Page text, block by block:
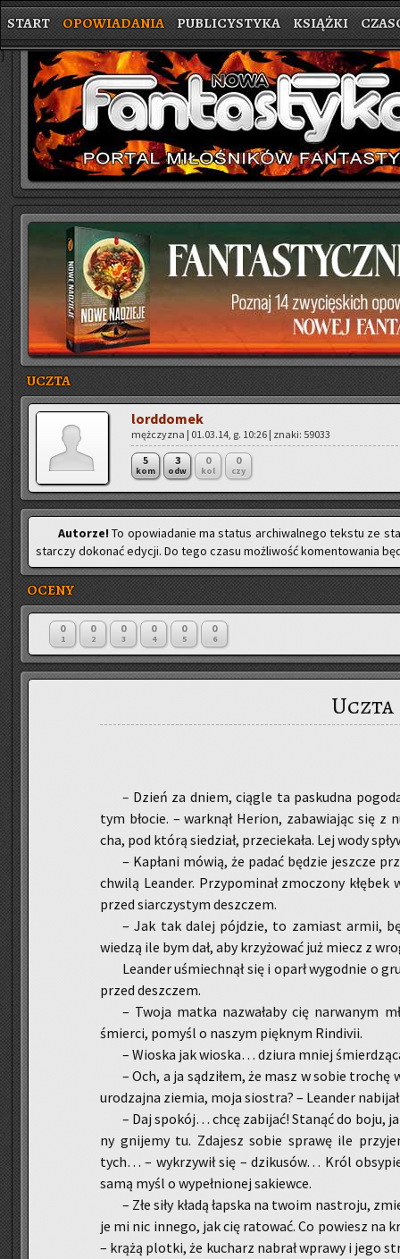
START OPOWIADANIA PUBLICYSTYKA KSIĄŻKI
}
UCZTA
lord­do­mek
męż­czy­zna | 01.03.14, g. 10:26 | znaki: 59033
5
kom
3
odw
0
kol
0
czy
Au­to­rze! To opo­wia­da­nie ma sta­tus ar­chi­wal­ne­go tek­stu ze
star­czy do­ko­nać edy­cji. Do tego czasu moż­li­wość ko­men­to­wa­nia
OCENY
0
1
0
2
0
3
0
4
0
5
0
6
Uczta
– Dzień za dniem, cią­gle ta pa­skud­na
tym bło­cie. – wark­nął He­rion, za­ba­wia­jąc się z
cha, pod którą sie­dział, prze­cie­ka­ła. Lej wody
– Ka­pła­ni mówią, że padać bę­dzie jesz­cze
chwi­lą Le­an­der. Przy­po­mi­nał zmo­czo­ny kłę­bek
przed siar­czy­stym desz­czem.
– Jak tak dalej pój­dzie, to za­miast armii,
wie­dzą ile bym dał, aby krzy­żo­wać już miecz z
Le­an­der uśmiech­nął się i oparł wy­god­nie o
przed desz­czem.
– Twoja matka na­zwa­ła­by cię na­rwa­nym
śmier­ci, po­myśl o na­szym pięk­nym Rin­di­vii.
– Wio­ska jak wio­ska… dziu­ra mniej
– Och, a ja są­dzi­łem, że masz w sobie
uro­dzaj­na zie­mia, moja sio­stra? – Le­an­der
– Daj spo­kój… chcę za­bi­jać! Sta­nąć do boju,
ny gni­je­my tu. Zda­jesz sobie spra­wę ile
tych… – wy­krzy­wił się – dzi­ku­sów… Król
samą myśl o wy­peł­nio­nej sa­kiew­ce.
– Złe siły kładą łap­ska na twoim na­stro­ju,
je mi nic in­ne­go, jak cię ra­to­wać. Co po­wiesz na
– krążą plot­ki, że ku­charz na­brał wpra­wy i jego